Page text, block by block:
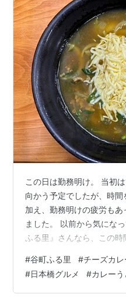
この日は勤務明け。 当初
向かう予定でしたが、時
加え、勤務明けの疲労も
ました。 以前から気にな
ふる里』さんなら、この時
里』さんは、1948年（昭
老舗うどん店。 谷町九丁
ましたが、建物の老朽化
#谷町ふる里 #チーズカ
#日本橋グルメ #カレーう